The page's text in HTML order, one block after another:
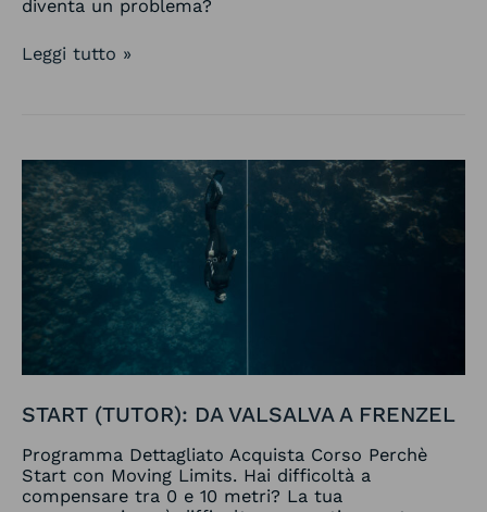
diventa un problema?
Leggi tutto »
START (TUTOR): DA VALSALVA A FRENZEL
Programma Dettagliato Acquista Corso Perchè
Start con Moving Limits. Hai difficoltà a
compensare tra 0 e 10 metri? La tua
Start
(Tutor):
Da
Valsalva
a
Frenzel